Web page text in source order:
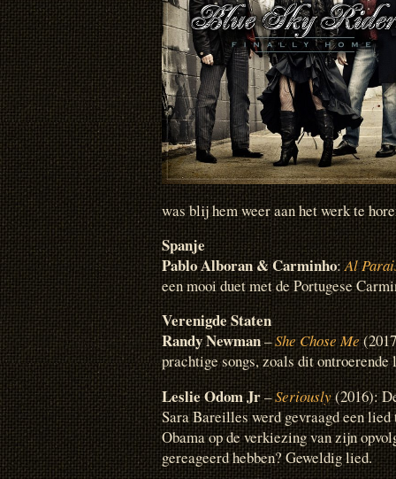
was blij hem weer aan het werk te
Spanje
Pablo Alboran & Carminho:Al
een mooi duet met de Portugese
Verenigde Staten
Randy Newman–She Chose Me
prachtige songs, zoals dit
Leslie Odom Jr–Seriously(2016):
Sara Bareilles werd gevraagd een
Obama op de verkiezing van zijn
gereageerd hebben? Geweldig lied.